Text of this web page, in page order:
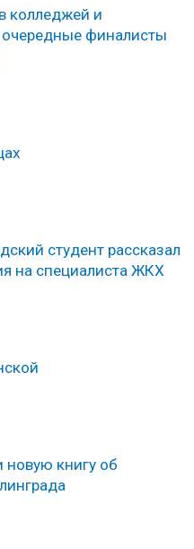
колледжей и
очередные финалисты
студент рассказал
на специалиста ЖКХ
новую книгу об